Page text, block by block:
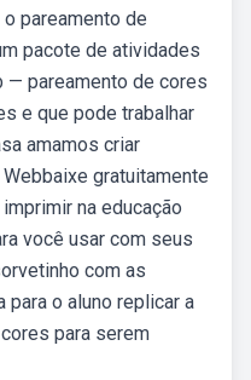
pareamento de
pacote de atividades
— pareamento de cores
e que pode trabalhar
amamos criar
gratuitamente
na educação
você usar com seus
com as
o aluno replicar a
para serem